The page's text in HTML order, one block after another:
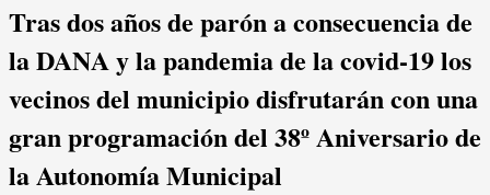
Tras dos años de parón a consecuencia de
la DANA y la pandemia de la covid-19 los
vecinos del municipio disfrutarán con una
gran programación del 38º Aniversario de
la Autonomía Municipal